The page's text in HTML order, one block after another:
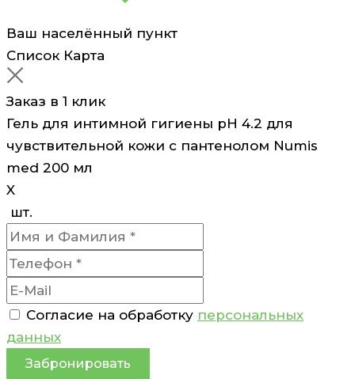
Ваш населённый пункт
Список Карта
Заказ в 1 клик
Гель для интимной гигиены pH 4.2 для
чувствительной кожи с пантенолом Numis
med 200 мл
X
шт.
Согласие на обработку персональных
данных
Забронировать